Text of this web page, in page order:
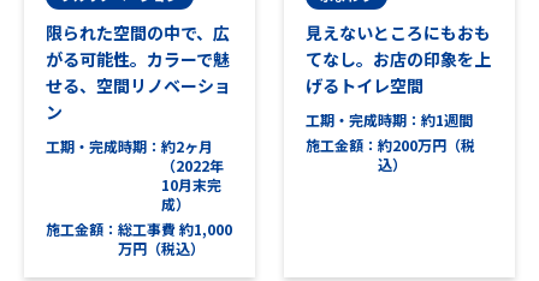
限られた空間の中で、広
がる可能性。カラーで魅
せる、空間リノベーショ
ン
工期・完成時期
約2ヶ月
（2022年
10月末完
成）
施工金額
総工事費 約1,000
万円（税込）
見えないところにもおも
てなし。お店の印象を上
げるトイレ空間
工期・完成時期
約1週間
施工金額
約200万円（税
込）